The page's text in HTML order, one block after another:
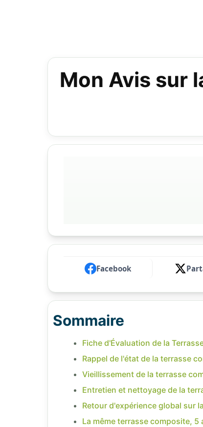
Mon Avis sur
Facebook
Sommaire
Fiche d'Évaluation de la
Rappel de l'état de la terrasse
Vieillissement de la terrasse
Entretien et nettoyage de la
Retour d'expérience global sur
La même terrasse composite,